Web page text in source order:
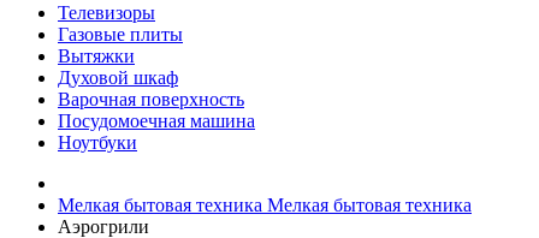
Телевизоры
Газовые плиты
Вытяжки
Духовой шкаф
Варочная поверхность
Посудомоечная машина
Ноутбуки
Мелкая бытовая техника Мелкая бытовая техника
Аэрогрили